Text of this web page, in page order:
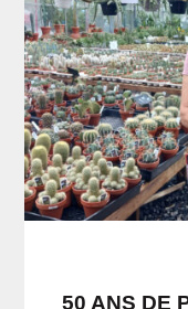
50 ANS DE